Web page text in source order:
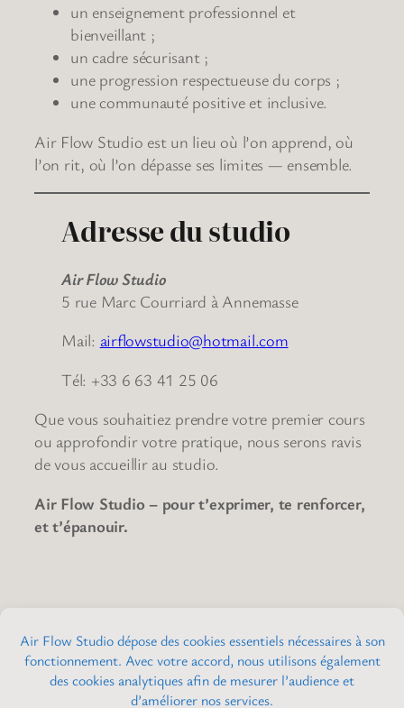
un enseignement professionnel et
bienveillant ;
un cadre sécurisant ;
une progression respectueuse du corps ;
une communauté positive et inclusive.
Air Flow Studio est un lieu où l’on apprend, où
l’on rit, où l’on dépasse ses limites — ensemble.
Adresse du studio
Air Flow Studio
5 rue Marc Courriard à Annemasse
Mail: airflowstudio@hotmail.com
Tél: +33 6 63 41 25 06
Que vous souhaitiez prendre votre premier cours
ou approfondir votre pratique, nous serons ravis
de vous accueillir au studio.
Air Flow Studio – pour t’exprimer, te renforcer,
et t’épanouir.
Air Flow Studio
Pole dance & Cerceau Aérien